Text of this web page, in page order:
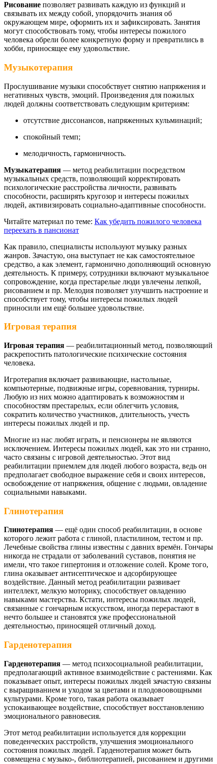
Рисование позволяет развивать каждую из функций и
связывать их между собой, упорядочить знания об
окружающем мире, оформить их и зафиксировать. Занятия
могут способствовать тому, чтобы интересы пожилого
человека обрели более конкретную форму и превратились в
хобби, приносящее ему удовольствие.
Музыкотерапия
Прослушивание музыки способствует снятию напряжения и
негативных чувств, эмоций. Произведения для пожилых
людей должны соответствовать следующим критериям:
отсутствие диссонансов, напряженных кульминаций;
спокойный темп;
мелодичность, гармоничность.
Музыкатерапия — метод реабилитации посредством
музыкальных средств, позволяющий корректировать
психологические расстройства личности, развивать
способности, расширять кругозор и интересы пожилых
людей, активизировать социально-адаптивные способности.
Читайте материал по теме: Как убедить пожилого человека
переехать в пансионат
Как правило, специалисты используют музыку разных
жанров. Зачастую, она выступает не как самостоятельное
средство, а как элемент, гармонично дополняющий основную
деятельность. К примеру, сотрудники включают музыкальное
сопровождение, когда престарелые люди увлечены лепкой,
рисованием и пр. Мелодия позволяет улучшить настроение и
способствует тому, чтобы интересы пожилых людей
приносили им ещё большее удовольствие.
Игровая терапия
Игровая терапия — реабилитационный метод, позволяющий
раскрепостить патологические психические состояния
человека.
Игротерапия включает развивающие, настольные,
компьютерные, подвижные игры, соревнования, турниры.
Любую из них можно адаптировать к возможностям и
способностям престарелых, если облегчить условия,
сократить количество участников, длительность, учесть
интересы пожилых людей и пр.
Многие из нас любят играть, и пенсионеры не являются
исключением. Интересы пожилых людей, как это ни странно,
часто связаны с игровой деятельностью. Этот вид
реабилитации приемлем для людей любого возраста, ведь он
предполагает свободное выражение себя и своих интересов,
освобождение от напряжения, общение с людьми, овладение
социальными навыками.
Глинотерапия
Глинотерапия — ещё один способ реабилитации, в основе
которого лежит работа с глиной, пластилином, тестом и пр.
Лечебные свойства глины известны с давних времён. Гончары
никогда не страдали от заболеваний суставов, понятия не
имели, что такое гипертония и отложение солей. Кроме того,
глина оказывает антисептическое и адсорбирующее
воздействие. Данный метод реабилитации развивает
интеллект, мелкую моторику, способствует овладению
навыками мастерства. Кстати, интересы пожилых людей,
связанные с гончарным искусством, иногда перерастают в
нечто большее и становятся уже профессиональной
деятельностью, приносящей отличный доход.
Гарденотерапия
Гарденотерапия — метод психосоциальной реабилитации,
предполагающий активное взаимодействие с растениями. Как
показывает опыт, интересы пожилых людей зачастую связаны
с выращиванием и уходом за цветами и плодовоовощными
культурами. Кроме того, такая работа оказывает
успокаивающее воздействие, способствует восстановлению
эмоционального равновесия.
Этот метод реабилитации используется для коррекции
поведенческих расстройств, улучшения эмоционального
состояния пожилых людей. Гарденотерапия может быть
совмещена с музыко-, библиотерапией, рисованием и другими